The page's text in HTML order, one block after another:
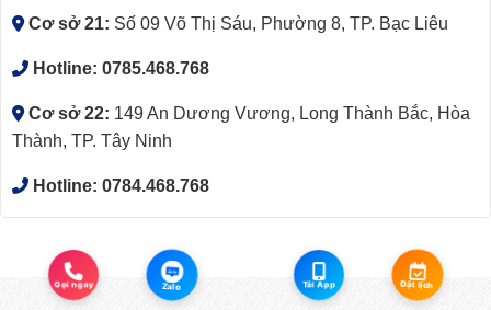
Cơ sở 21: Số 09 Võ Thị Sáu, Phường 8, TP. Bạc Liêu
Hotline: 0785.468.768
Cơ sở 22: 149 An Dương Vương, Long Thành Bắc, Hòa
Thành, TP. Tây Ninh
Hotline: 0784.468.768
Gọi ngay
Zalo
Zalo Tải App Đặt lịch